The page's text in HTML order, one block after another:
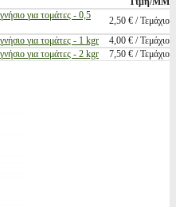
για τομάτες - 0,5
2,50 € / Τεμάχιο
για τομάτες - 1 kgr
4,00 € / Τεμάχιο
για τομάτες - 2 kgr 7,50 € / Τεμάχιο